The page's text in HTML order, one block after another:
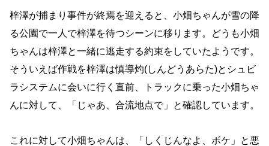
梓澤が捕まり事件が終焉を迎えると、小畑ちゃんが雪の降
る公園で一人で梓澤を待つシーンに移ります。どうも小畑
ちゃんは梓澤と一緒に逃走する約束をしていたようです。
そういえば作戦を梓澤は慎導灼(しんどうあらた)とシュビ
ラシステムに会いに行く直前、トラックに乗った小畑ちゃ
んに対して、「じゃあ、合流地点で」と確認しています。
これに対して小畑ちゃんは、「しくじんなよ、ボケ」と悪